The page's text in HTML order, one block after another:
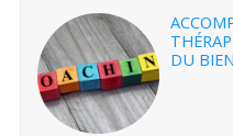
DU